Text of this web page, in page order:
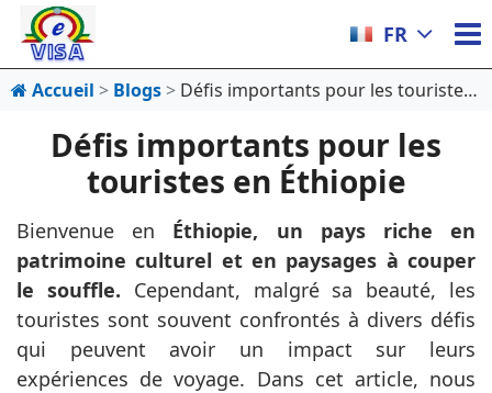
FR
Accueil Blogs Défis importants pour les touristes en Éthiopie
Défis importants pour les
touristes en Éthiopie
Bienvenue en Éthiopie, un pays riche en
patrimoine culturel et en paysages à couper
le souffle. Cependant, malgré sa beauté, les
touristes sont souvent confrontés à divers défis
qui peuvent avoir un impact sur leurs
expériences de voyage. Dans cet article, nous